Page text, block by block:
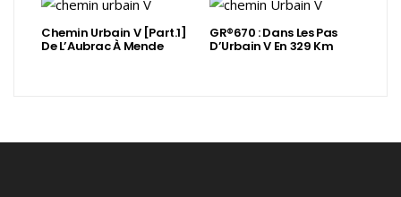
Chemin Urbain V [Part.1]
De L’Aubrac À Mende
GR®670 : Dans Les Pas
D’Urbain V En 329 Km